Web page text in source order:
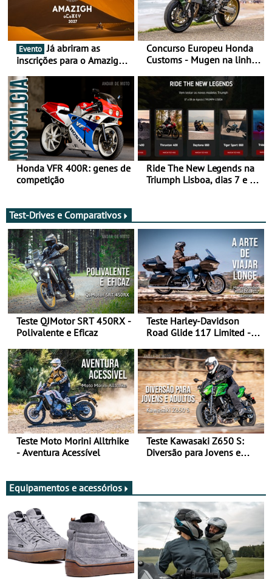
Evento Já abriram as
inscrições para o Amazigh
Marrocos, de 23 abril a 1
maio - The ultimate
experience in Morocco
Concurso Europeu Honda
Customs - Mugen na linha
ganhar
Honda VFR 400R: genes de
competição
Ride The New Legends na
Triumph Lisboa, dias 7 e 8
Test-Drives e Comparativos
Teste QJMotor SRT 450RX -
Polivalente e Eficaz
Teste Harley-Davidson
Road Glide 117 Limited - A
Teste Moto Morini Alltrhike
- Aventura Acessível
Teste Kawasaki Z650 S:
Diversão para Jovens e
Equipamentos e acessórios